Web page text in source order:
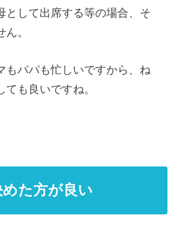
として出席する等の場合、そ
。
もパパも忙しいですから、ね
も良いですね。
た方が良い